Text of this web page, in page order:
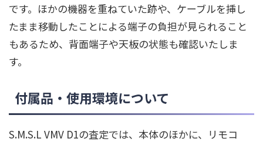
です。ほかの機器を重ねていた跡や、ケーブルを挿し
たまま移動したことによる端子の負担が見られること
もあるため、背面端子や天板の状態も確認いたしま
す。
付属品・使用環境について
S.M.S.L VMV D1の査定では、本体のほかに、リモコ